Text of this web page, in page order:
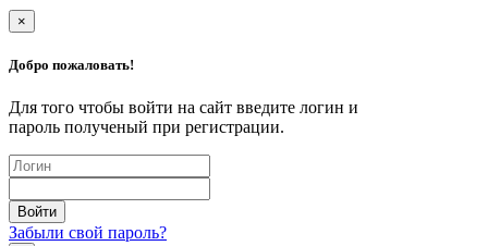
×
Добро пожаловать!
Для того чтобы войти на сайт введите логин и
пароль полученый при регистрации.
Забыли свой пароль?